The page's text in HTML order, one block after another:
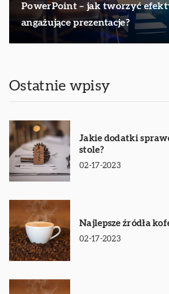
PowerPoint – jak tworzyć
angażujące prezentacje?
Ostatnie wpisy
Jakie dodatki
stole?
02-17-2023
Najlepsze źródła
02-17-2023